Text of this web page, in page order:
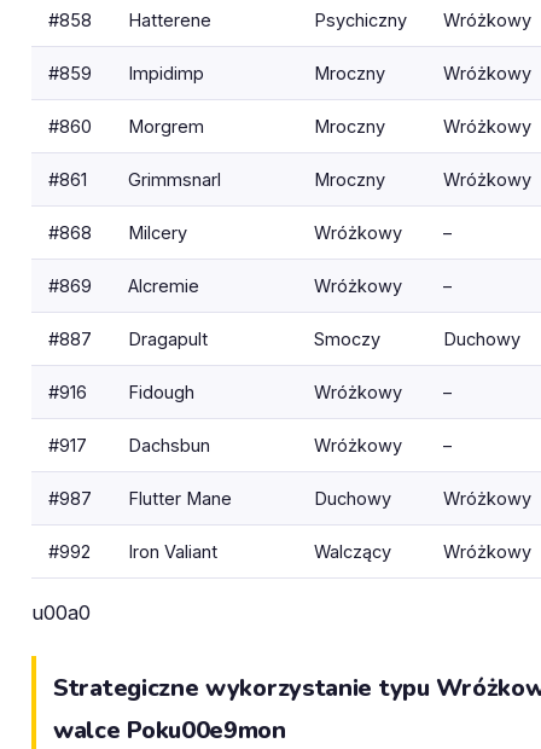
#858 Hatterene Psychiczny Wróżkowy
#859 Impidimp Mroczny Wróżkowy
#860 Morgrem Mroczny Wróżkowy
#861 Grimmsnarl Mroczny Wróżkowy
#868 Milcery Wróżkowy –
#869 Alcremie Wróżkowy –
#887 Dragapult Smoczy Duchowy
#916 Fidough Wróżkowy –
#917 Dachsbun Wróżkowy –
#987 Flutter Mane Duchowy Wróżkowy
#992 Iron Valiant Walczący Wróżkowy
u00a0
Strategiczne wykorzystanie typu
walce Poku00e9mon